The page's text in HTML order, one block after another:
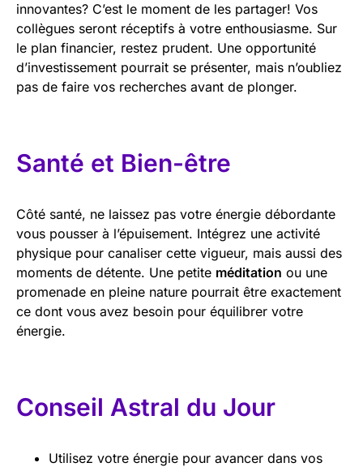
innovantes? C’est le moment de les partager! Vos
collègues seront réceptifs à votre enthousiasme. Sur
le plan financier, restez prudent. Une opportunité
d’investissement pourrait se présenter, mais n’oubliez
pas de faire vos recherches avant de plonger.
Santé et Bien-être
Côté santé, ne laissez pas votre énergie débordante
vous pousser à l’épuisement. Intégrez une activité
physique pour canaliser cette vigueur, mais aussi des
moments de détente. Une petite méditation ou une
promenade en pleine nature pourrait être exactement
ce dont vous avez besoin pour équilibrer votre
énergie.
Conseil Astral du Jour
Utilisez votre énergie pour avancer dans vos